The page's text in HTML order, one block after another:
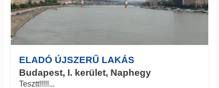
ELADÓ ÚJSZERŰ LAKÁS
Budapest, I. kerület, Naphegy
Tesztt!!!!!...